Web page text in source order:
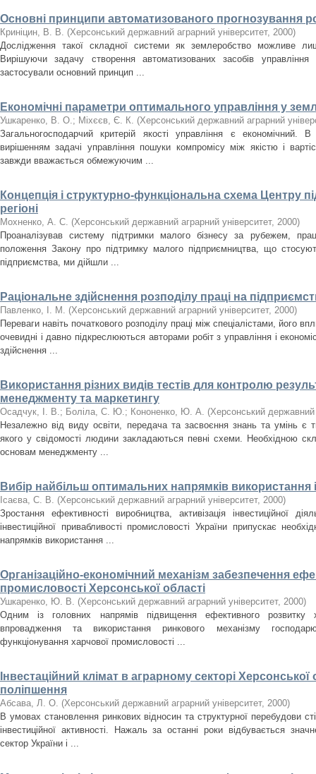
Основні принципи автоматизованого прогнозування
Криніцин, В. В. (Херсонський державний аграрний університет, 2000)
Дослідження такої складної системи як землеробство можливе
Вирішуючи задачу створення автоматизованих засобів
застосували основний принцип ...
Економічні параметри оптимального управління у
Ушкаренко, В. О.; Міхєєв, Є. К. (Херсонський державний аграрний
Загальногосподарчий критерій якості управління є
вирішенням задачі управління пошуки компромісу між якістю і
завжди вважається обмежуючим ...
Концепція і структурно-функціональна схема Центру
регіоні
Мохненко, А. С. (Херсонський державний аграрний університет, 2000)
Проаналізував систему підтримки малого бізнесу за рубежем,
положення Закону про підтримку малого підприємництва, що
підприємства, ми дійшли ...
Раціональне здійснення розподілу праці на
Павленко, І. М. (Херсонський державний аграрний університет, 2000)
Переваги навіть початкового розподілу праці між спеціалістами, його
очевидні і давно підкреслюються авторами робіт з управління і
здійснення ...
Використання різних видів тестів для контролю
менеджменту та маркетингу
Осадчук, І. В.; Боліла, С. Ю.; Кононенко, Ю. А. (Херсонський державний
Незалежно від виду освіти, передача та засвоєння знань та умінь є
якого у свідомості людини закладаються певні схеми. Необхідною
основам менеджменту ...
Вибір найбільш оптимальних напрямків використання
Ісаєва, С. В. (Херсонський державний аграрний університет, 2000)
Зростання ефективності виробництва, активізація інвестиційної
інвестиційної привабливості промисловості України припускає
напрямків використання ...
Організаційно-економічний механізм забезпечення
промисловості Херсонської області
Ушкаренко, Ю. В. (Херсонський державний аграрний університет, 2000)
Одним із головних напрямів підвищення ефективного розвитку
впровадження та використання ринкового механізму
функціонування харчової промисловості ...
Iнвестацiйний клiмат в аграрному секторi Херсонської
полiпшення
Абсава, Л. О. (Херсонський державний аграрний університет, 2000)
В умовах становлення ринкових вiдносин та структурної перебудови
iнвестицiйної активностi. Нажаль за останнi роки вiдбувається
сектор України i ...